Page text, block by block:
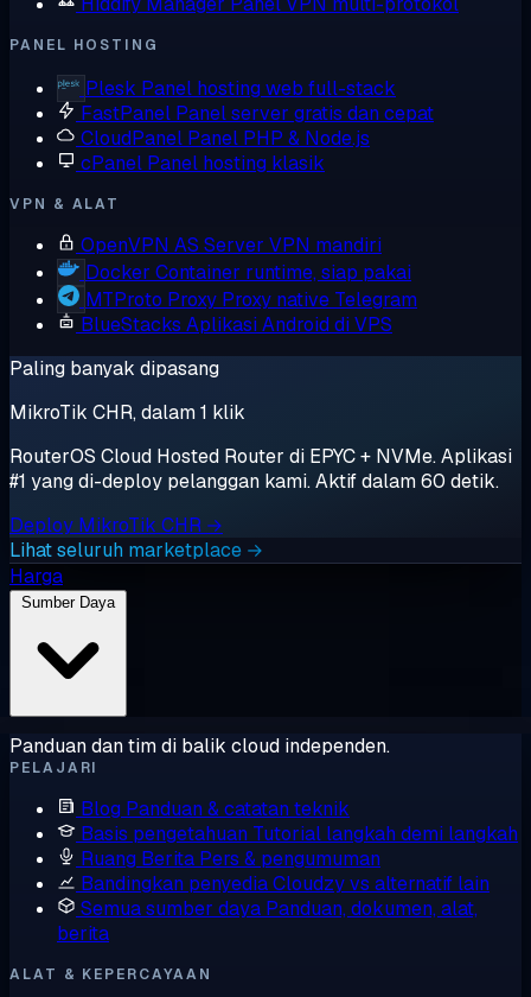
PANEL HOSTING
Plesk Panel hosting web full-stack
FastPanel Panel server gratis dan cepat
CloudPanel Panel PHP & Node.js
cPanel Panel hosting klasik
VPN & ALAT
OpenVPN AS Server VPN mandiri
Docker Container runtime, siap pakai
MTProto Proxy Proxy native Telegram
BlueStacks Aplikasi Android di VPS
Paling banyak dipasang
MikroTik CHR, dalam 1 klik
RouterOS Cloud Hosted Router di EPYC + NVMe. Aplikasi
#1 yang di-deploy pelanggan kami. Aktif dalam 60 detik.
Deploy MikroTik CHR →
Lihat seluruh marketplace →
Harga
Sumber Daya
Panduan dan tim di balik cloud independen.
PELAJARI
Blog Panduan & catatan teknik
Basis pengetahuan Tutorial langkah demi langkah
Ruang Berita Pers & pengumuman
Bandingkan penyediaCloudzy vs alternatif lain
Semua sumber daya Panduan, dokumen, alat,
berita
ALAT & KEPERCAYAAN